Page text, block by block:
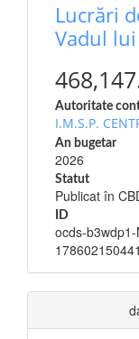
Lucrări
Vadul
Autoritate
I.M.S.P.
An bugetar
2026
Statut
Publicat în
ID
ocds-